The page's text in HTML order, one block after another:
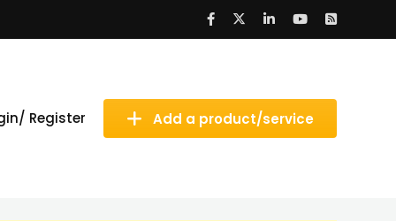
Add a product/service
Register